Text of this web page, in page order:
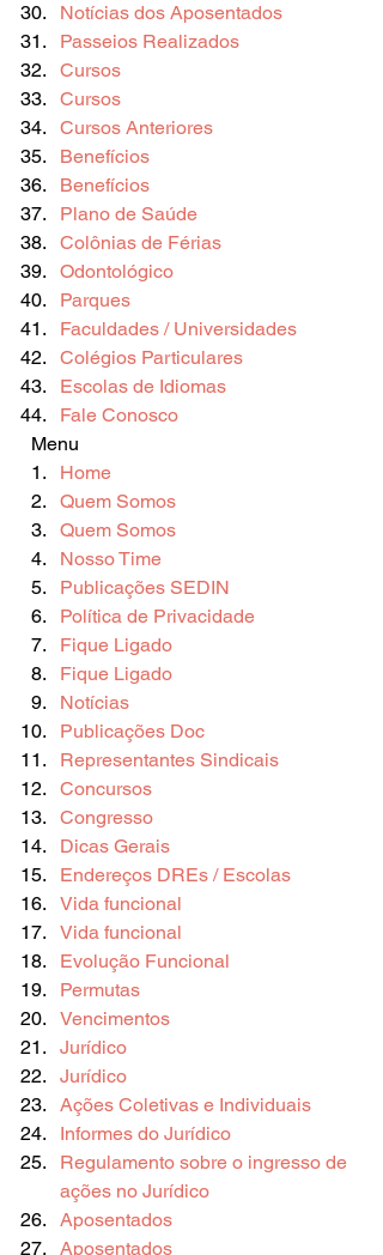
Notícias dos Aposentados
Passeios Realizados
Cursos
Cursos
Cursos Anteriores
Benefícios
Benefícios
Plano de Saúde
Colônias de Férias
Odontológico
Parques
Faculdades / Universidades
Colégios Particulares
Escolas de Idiomas
Fale Conosco
  Menu
Home
Quem Somos
Quem Somos
Nosso Time
Publicações SEDIN
Política de Privacidade
Fique Ligado
Fique Ligado
Notícias
Publicações Doc
Representantes Sindicais
Concursos
Congresso
Dicas Gerais
Endereços DREs / Escolas
Vida funcional
Vida funcional
Evolução Funcional
Permutas
Vencimentos
Jurídico
Jurídico
Ações Coletivas e Individuais
Informes do Jurídico
Regulamento sobre o ingresso de
ações no Jurídico
Aposentados
Aposentados